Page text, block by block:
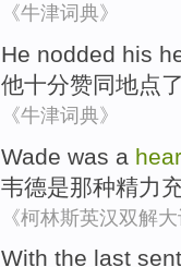
《牛津词典》
He nodded his
他十分赞同地点
《牛津词典》
Wade was a
韦德是那种精力
《柯林斯英汉双解大
With the last